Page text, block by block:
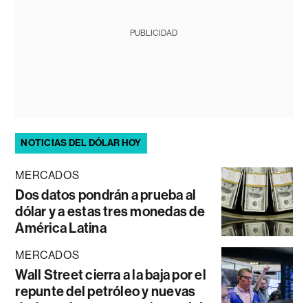
PUBLICIDAD
NOTICIAS DEL DÓLAR HOY
MERCADOS
Dos datos pondrán a prueba al
dólar y a estas tres monedas de
América Latina
MERCADOS
Wall Street cierra a la baja por el
repunte del petróleo y nuevas